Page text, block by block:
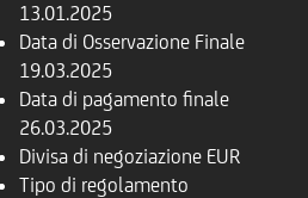
13.01.2025
Data di Osservazione Finale
19.03.2025
Data di pagamento finale
26.03.2025
Divisa di negoziazione EUR
Tipo di regolamento